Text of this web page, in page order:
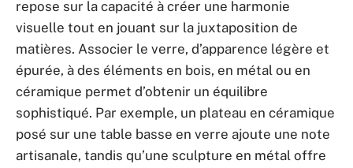
repose sur la capacité à créer une harmonie
visuelle tout en jouant sur la juxtaposition de
matières. Associer le verre, d’apparence légère et
épurée, à des éléments en bois, en métal ou en
céramique permet d’obtenir un équilibre
sophistiqué. Par exemple, un plateau en céramique
posé sur une table basse en verre ajoute une note
artisanale, tandis qu’une sculpture en métal offre